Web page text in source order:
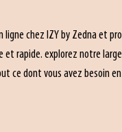
ligne chez IZY by Zedna et
et rapide. explorez notre
ce dont vous avez besoin